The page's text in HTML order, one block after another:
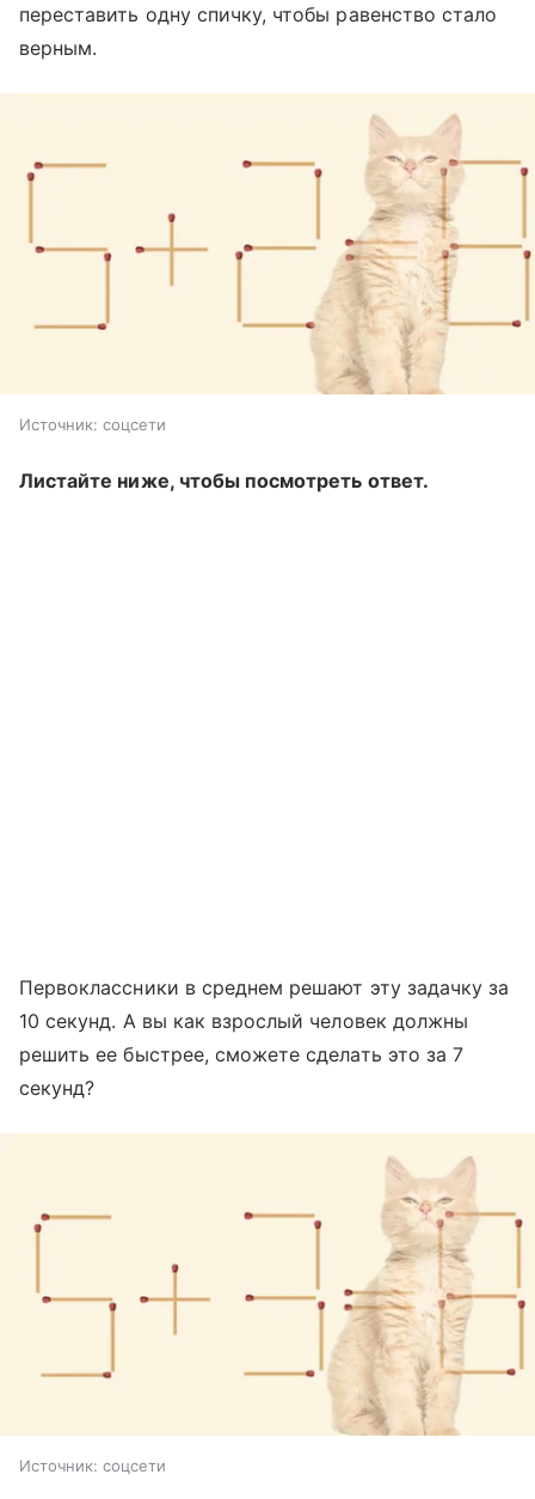
переставить одну спичку, чтобы равенство стало
верным.
Источник: соцсети
Листайте ниже, чтобы посмотреть ответ.
Первоклассники в среднем решают эту задачку за
10 секунд. А вы как взрослый человек должны
решить ее быстрее, сможете сделать это за 7
секунд?
Источник: соцсети